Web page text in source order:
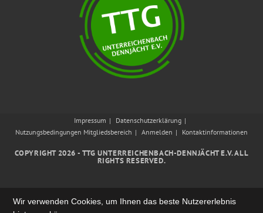
Impressum
Datenschutzerklärung
Nutzungsbedingungen Mitgliedsbereich
Anmelden Kontaktinformationen
COPYRIGHT 2026 - TTG UNTERREICHENBACH-DENNJÄCHT E.V. ALL
RIGHTS RESERVED.
Wir verwenden Cookies, um Ihnen das beste Nutzererlebnis